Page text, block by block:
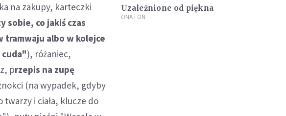
na zakupy, karteczki
sobie, co jakiś czas
tramwaju albo w kolejce
), różaniec,
przepis na zupę
(na wypadek, gdyby
twarzy i ciała, klucze do
Uzależnione od piękna
ONA I ON